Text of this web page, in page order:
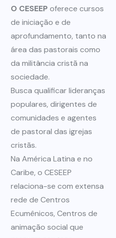
O CESEEP oferece cursos
de iniciação e de
aprofundamento, tanto na
área das pastorais como
da militância cristã na
sociedade.
Busca qualificar lideranças
populares, dirigentes de
comunidades e agentes
de pastoral das igrejas
cristãs.
Na América Latina e no
Caribe, o CESEEP
relaciona-se com extensa
rede de Centros
Ecumênicos, Centros de
animação social que